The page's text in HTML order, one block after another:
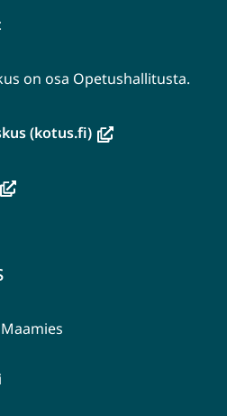
on osa Opetushallitusta.
(kotus.fi)(avautuu